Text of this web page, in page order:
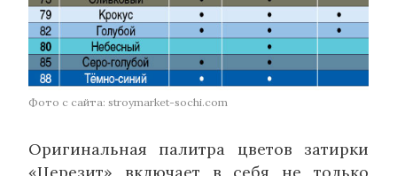
Фото с сайта: stroymarket-sochi.com
Оригинальная палитра цветов затирки